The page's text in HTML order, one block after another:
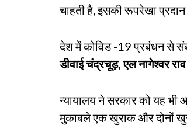
चाहती है, इसकी रूपरेखा
देश में कोविड -19 प्रबंधन से
डीवाई चंद्रचूड़, एल नागेश्वर राव
न्यायालय ने सरकार को यह भी
मुकाबले एक खुराक और दोनों